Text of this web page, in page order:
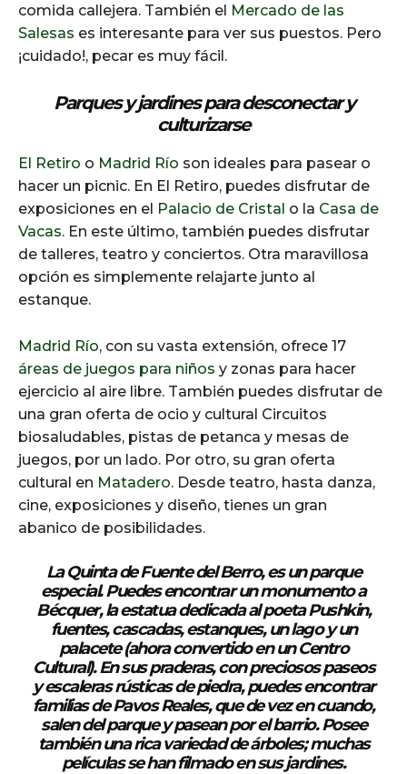
comida callejera. También el Mercado de las
Salesas es interesante para ver sus puestos. Pero
¡cuidado!, pecar es muy fácil.
Parques y jardines para desconectar y
culturizarse
El Retiro o Madrid Río son ideales para pasear o
hacer un picnic. En El Retiro, puedes disfrutar de
exposiciones en el Palacio de Cristal o la Casa de
Vacas. En este último, también puedes disfrutar
de talleres, teatro y conciertos. Otra maravillosa
opción es simplemente relajarte junto al
estanque.
Madrid Río, con su vasta extensión, ofrece 17
áreas de juegos para niños y zonas para hacer
ejercicio al aire libre. También puedes disfrutar de
una gran oferta de ocio y cultural Circuitos
biosaludables, pistas de petanca y mesas de
juegos, por un lado. Por otro, su gran oferta
cultural en Matadero. Desde teatro, hasta danza,
cine, exposiciones y diseño, tienes un gran
abanico de posibilidades.
La Quinta de Fuente del Berro, es un parque
especial. Puedes encontrar un monumento a
Bécquer, la estatua dedicada al poeta Pushkin,
fuentes, cascadas, estanques, un lago y un
palacete (ahora convertido en un Centro
Cultural). En sus praderas, con preciosos paseos
y escaleras rústicas de piedra, puedes encontrar
familias de Pavos Reales, que de vez en cuando,
salen del parque y pasean por el barrio. Posee
también una rica variedad de árboles; muchas
películas se han filmado en sus jardines.